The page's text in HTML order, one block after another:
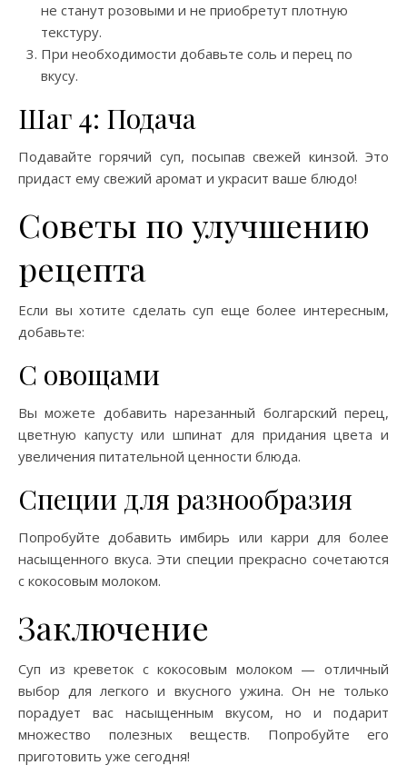
не станут розовыми и не приобретут плотную
текстуру.
При необходимости добавьте соль и перец по
вкусу.
Шаг 4: Подача
Подавайте горячий суп, посыпав свежей кинзой. Это
придаст ему свежий аромат и украсит ваше блюдо!
Советы по улучшению
рецепта
Если вы хотите сделать суп еще более интересным,
добавьте:
С овощами
Вы можете добавить нарезанный болгарский перец,
цветную капусту или шпинат для придания цвета и
увеличения питательной ценности блюда.
Специи для разнообразия
Попробуйте добавить имбирь или карри для более
насыщенного вкуса. Эти специи прекрасно сочетаются
с кокосовым молоком.
Заключение
Суп из креветок с кокосовым молоком — отличный
выбор для легкого и вкусного ужина. Он не только
порадует вас насыщенным вкусом, но и подарит
множество полезных веществ. Попробуйте его
приготовить уже сегодня!